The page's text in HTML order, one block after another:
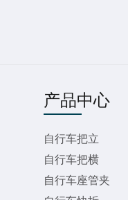
产品中心
自行车把立
自行车把横
自行车座管夹